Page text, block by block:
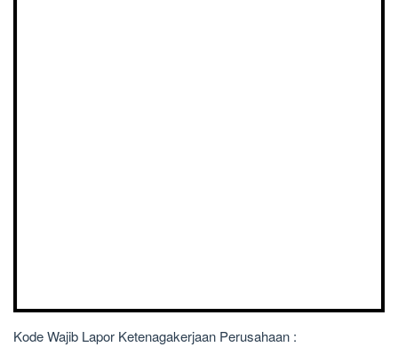
Kode Wajib Lapor Ketenagakerjaan Perusahaan :